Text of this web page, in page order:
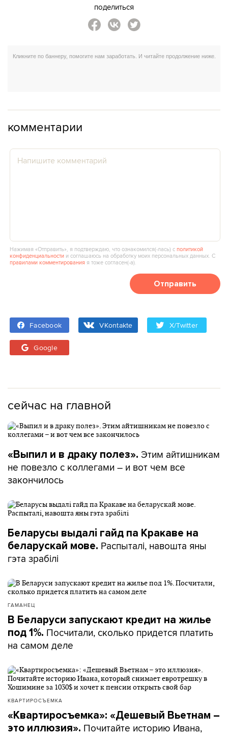
поделиться
комментарии
Нажимая «Отправить», я подтверждаю, что ознакомился(‑лась) сполитикой
конфиденциальности и соглашаюсь на обработку моих персональных данных. С
правилами комментирования я тоже согласен(‑а).
Отправить
Facebook VKontakte X/Twitter
Google
сейчас на главной
«Выпил и в драку полез». Этим айтишникам
не повезло с коллегами – и вот чем все
закончилось
Беларусы выдалі гайд па Кракаве на
беларускай мове. Распыталі, навошта яны
гэта зрабілі
ГАМАНЕЦ
В Беларуси запускают кредит на жилье
под 1%. Посчитали, сколько придется платить
на самом деле
КВАРТИРОСЪЕМКА
«Квартиросъемка»: «Дешевый Вьетнам –
это иллюзия». Почитайте историю Ивана,